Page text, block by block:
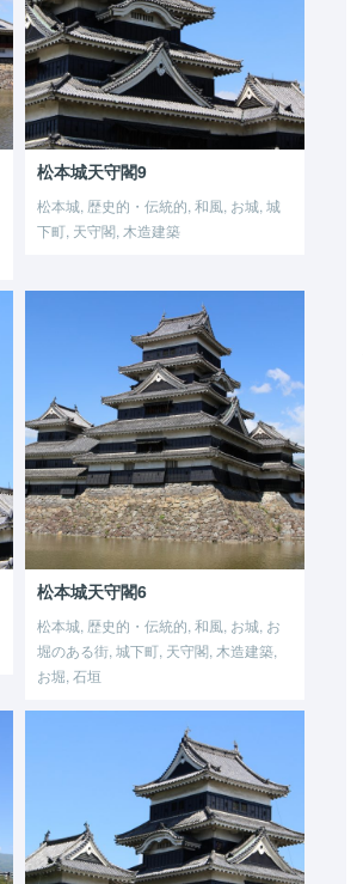
松本城天守閣9
松本城, 歴史的・伝統的, 和風, お城, 城
下町, 天守閣, 木造建築
松本城天守閣6
松本城, 歴史的・伝統的, 和風, お城, お
堀のある街, 城下町, 天守閣, 木造建築,
お堀, 石垣